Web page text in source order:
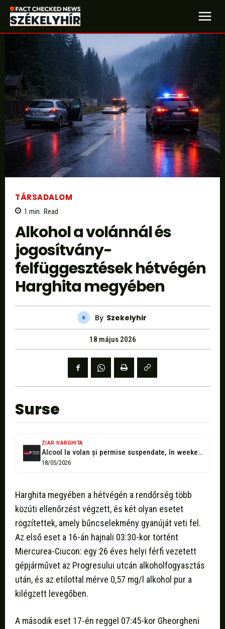
TÁRSADALOM
1 min. Read
Alkohol a volánnál és
jogosítvány-
felfüggesztések hétvégén
Harghita megyében
By Szekelyhir
18 május 2026
Surse
ZIAR HARGHITA
Alcool la volan și permise suspendate, în weekend, pe drumurile din Harghita
18/05/2026
Harghita megyében a hétvégén a rendőrség több
közúti ellenőrzést végzett, és két olyan esetet
rögzítettek, amely bűncselekmény gyanúját veti fel.
Az első eset a 16-án hajnali 03:30-kor történt
Miercurea-Ciucon: egy 26 éves helyi férfi vezetett
gépjárművet az Progresului utcán alkoholfogyasztás
után, és az etilottal mérve 0,57 mg/l alkohol pur a
kilégzett levegőben.
A második eset 17-én reggel 07:45-kor Gheorgheni